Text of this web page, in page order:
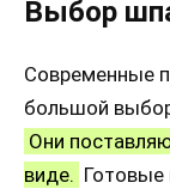
Выбор
Современные
большой
Они
виде. Готовые